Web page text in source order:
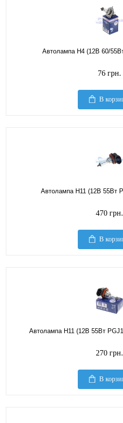
Автолампа H4 (12В 60/
76 грн.
В
Автолампа H11 (12В 55Вт
470 грн.
В
Автолампа H11 (12В 55Вт
270 грн.
В